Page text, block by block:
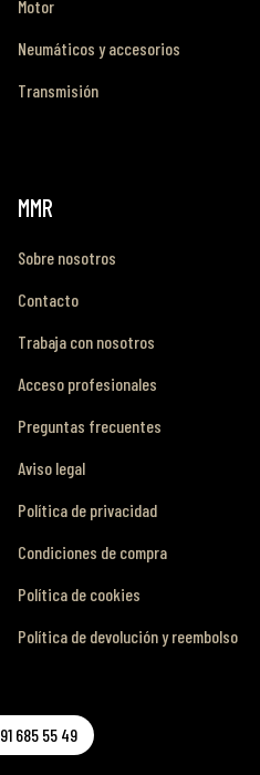
Motor
Neumáticos y accesorios
Transmisión
MMR
Sobre nosotros
Contacto
Trabaja con nosotros
Acceso profesionales
Preguntas frecuentes
Aviso legal
Política de privacidad
Condiciones de compra
Política de cookies
Política de devolución y reembolso
685 55 49